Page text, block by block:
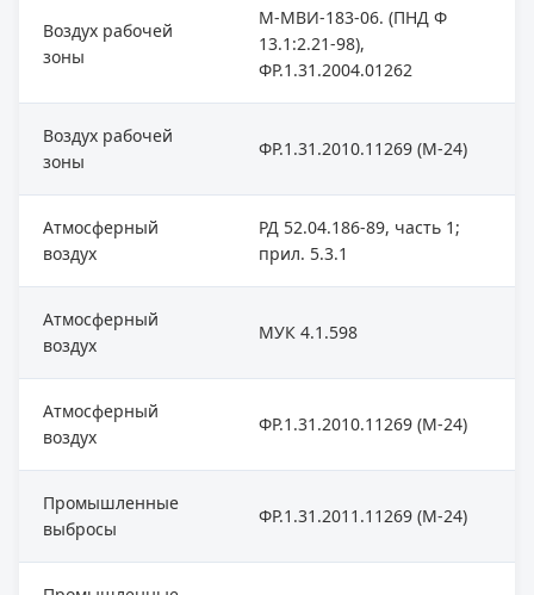
Воздух рабочей
зоны
М-МВИ-183-06. (ПНД Ф
13.1:2.21-98),
ФР.1.31.2004.01262
Воздух рабочей
зоны
ФР.1.31.2010.11269 (М-24)
Атмосферный
воздух
РД 52.04.186-89, часть 1;
прил. 5.3.1
Атмосферный
воздух
МУК 4.1.598
Атмосферный
воздух
ФР.1.31.2010.11269 (М-24)
Промышленные
выбросы
ФР.1.31.2011.11269 (М-24)